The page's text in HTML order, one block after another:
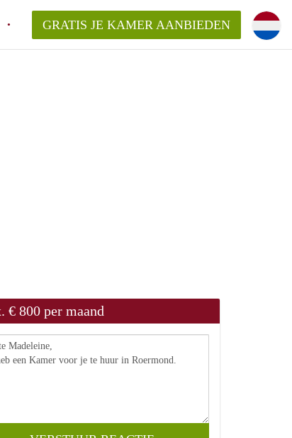
Kamer in Roermond?
bemiddelingsvergoeding?
GRATIS JE KAMER AANBIEDEN
€ 800 per maand